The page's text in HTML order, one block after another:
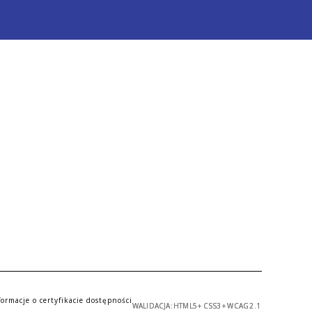
o certyfikacie dostępności
WALIDACJA: HTML5+ CSS3 +WCAG 2.1